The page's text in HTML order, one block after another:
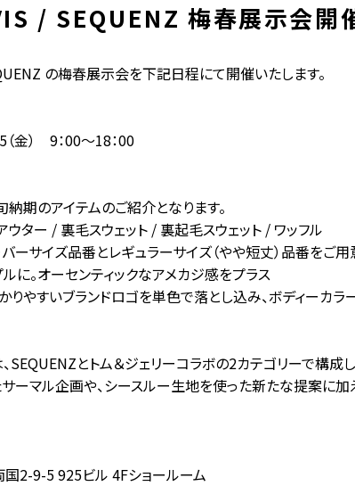
/ SEQUENZ 梅春展示会開
の梅春展示会を下記日程にて開催いたします。
（金） 9：00～18：00
期のアイテムのご紹介となります。
ウター / 裏毛スウェット / 裏起毛スウェット / ワッフル
バーサイズ品番とレギュラーサイズ（やや短丈）品番をご用
ルに。オーセンティックなアメカジ感をプラス
かりやすいブランドロゴを単色で落とし込み、ボディーカ
SEQUENZとトム＆ジェリーコラボの2カテゴリーで構成し
ーマル企画や、シースルー生地を使った新たな提案に
2-9-5 925ビル 4Fショールーム